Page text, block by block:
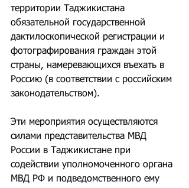
территории Таджикистана
обязательной государственной
дактилоскопической регистрации и
фотографирования граждан этой
страны, намеревающихся въехать в
Россию (в соответствии с российским
законодательством).
Эти мероприятия осуществляются
силами представительства МВД
России в Таджикистане при
содействии уполномоченного органа
МВД РФ и подведомственного ему